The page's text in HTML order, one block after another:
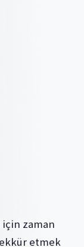
zaman
etmek